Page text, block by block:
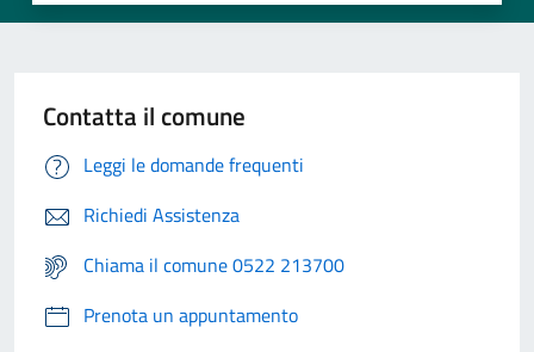
Contatta il comune
Leggi le domande frequenti
Richiedi Assistenza
Chiama il comune 0522 213700
Prenota un appuntamento